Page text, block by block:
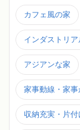
カフェ風の家
インダストリア
アジアンな家
家事動線・家事
収納充実・片